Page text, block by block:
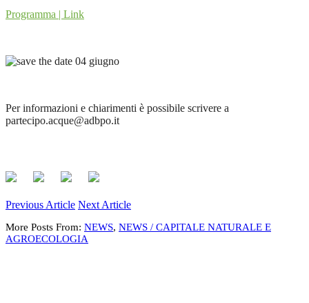
Programma | Link
Per informazioni e chiarimenti è possibile scrivere a
partecipo.acque@adbpo.it
Previous Article Next Article
More Posts From: NEWS, NEWS / CAPITALE NATURALE E
AGROECOLOGIA